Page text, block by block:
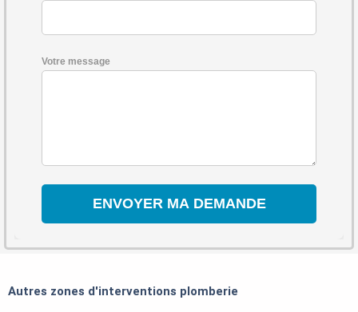
Votre message
Autres zones d'interventions plomberie